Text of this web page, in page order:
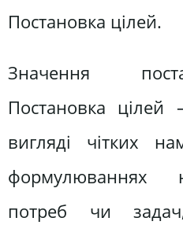
Постановка цілей.
Значення
Постановка
вигляді чітких
формулюваннях
потреб чи